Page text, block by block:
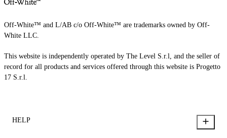
Off-White™ and L/AB c/o Off-White™ are trademarks owned by Off-
White LLC.
This website is independently operated by The Level S.r.l, and the seller of
record for all products and services offered through this website is Progetto
17 S.r.l.
HELP